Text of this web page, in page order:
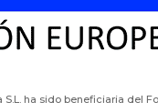
S.L. ha sido beneficiaria del